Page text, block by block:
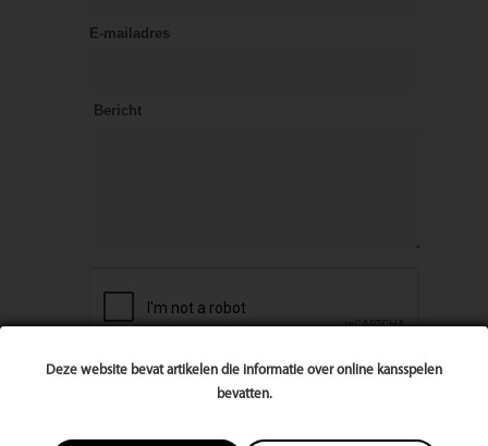
Deze website bevat artikelen die informatie over online kansspelen
bevatten.
E-mailadres
Bericht